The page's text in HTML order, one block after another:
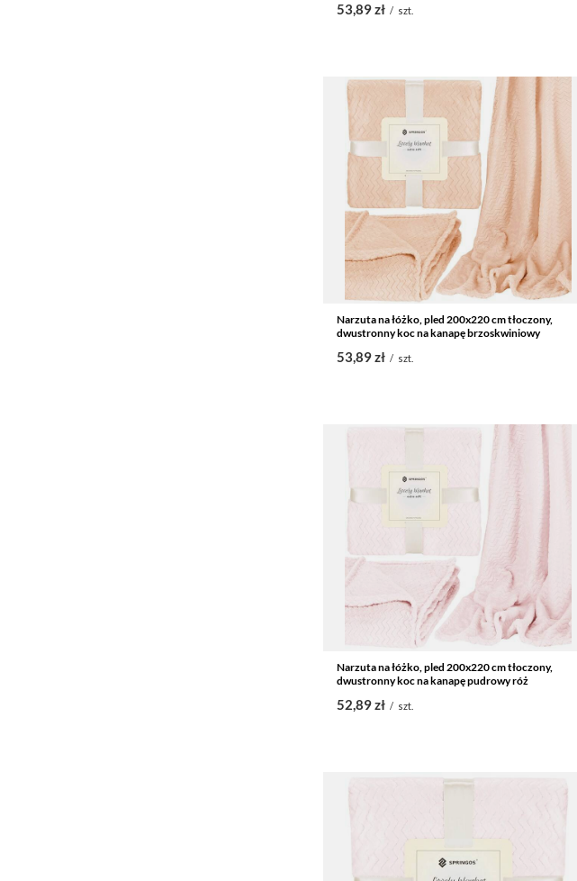
53,89 zł / szt.
Narzuta na łóżko, pled 200x220 cm tłoczony,
dwustronny koc na kanapę brzoskwiniowy
53,89 zł / szt.
Narzuta na łóżko, pled 200x220 cm tłoczony,
dwustronny koc na kanapę pudrowy róż
52,89 zł / szt.